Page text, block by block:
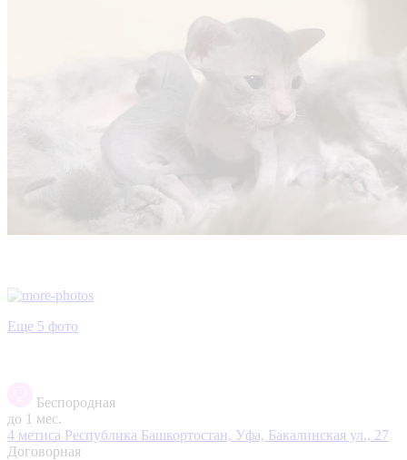
Еще 5 фото
Беспородная
до 1 мес.
4 метиса Республика Башкортостан, Уфа, Бакалинская ул., 27
Договорная